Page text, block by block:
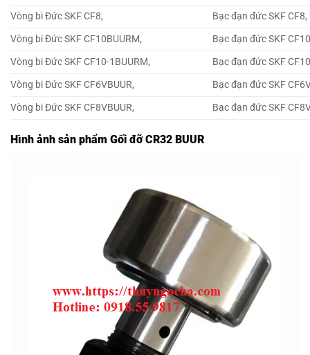
Vòng bi Đức SKF CF8,
Bạc đạn đức SKF CF8,
Vòng bi Đức SKF CF10BUURM,
Bạc đạn đức SKF
Vòng bi Đức SKF CF10-1BUURM,
Bạc đạn đức SKF
Vòng bi Đức SKF CF6VBUUR,
Bạc đạn đức SKF
Vòng bi Đức SKF CF8VBUUR,
Bạc đạn đức SKF
Hình ảnh sản phẩm Gối đỡ CR32 BUUR